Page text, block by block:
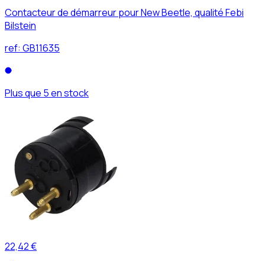
Contacteur de démarreur pour New Beetle, qualité Febi
Bilstein
ref: GB11635
Plus que 5 en stock
22,42 €